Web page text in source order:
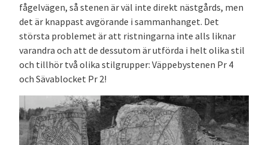
fågelvägen, så stenen är väl inte direkt nästgårds, men
det är knappast avgörande i sammanhanget. Det
största problemet är att ristningarna inte alls liknar
varandra och att de dessutom är utförda i helt olika stil
och tillhör två olika stilgrupper: Väppebystenen Pr 4
och Sävablocket Pr 2!